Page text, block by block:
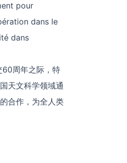
pour
dans le
dans
60周年之际，特
天文科学领域通
合作，为全人类